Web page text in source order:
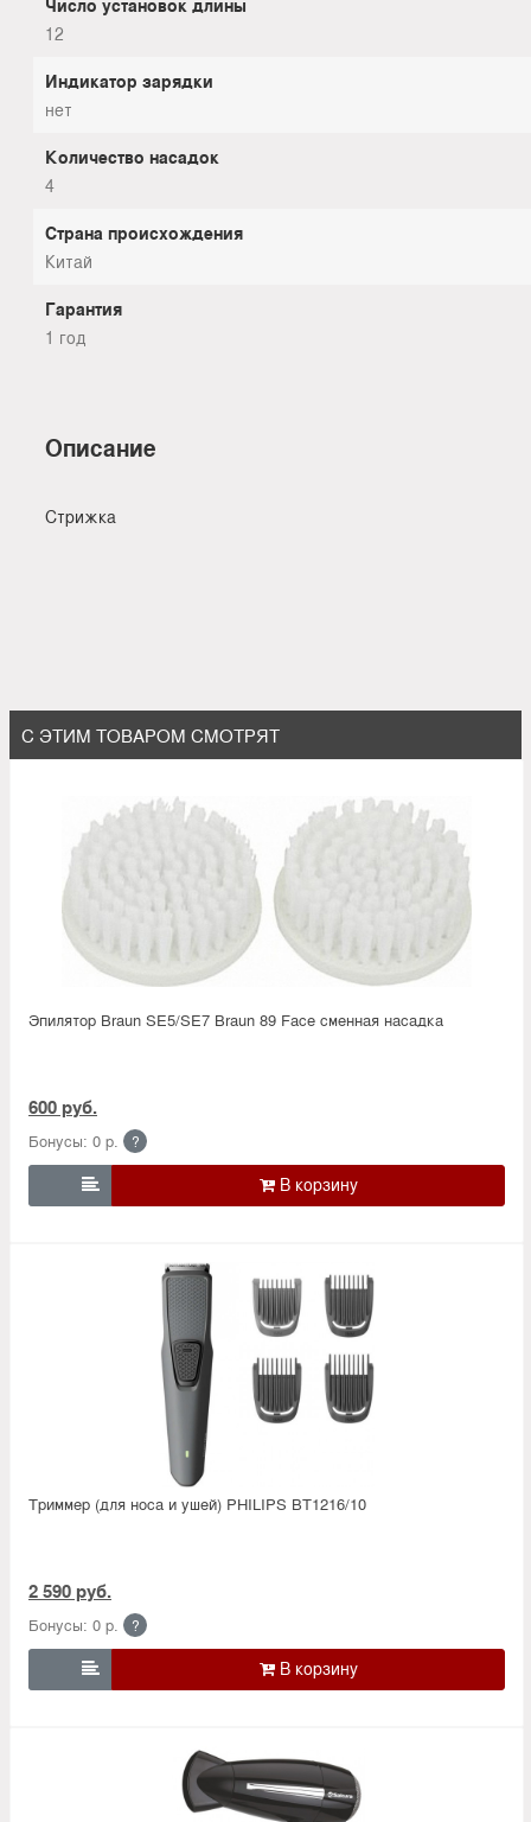
12
Индикатор зарядки
нет
Количество насадок
4
Страна происхождения
Китай
Гарантия
1 год
Описание
Стрижка
С ЭТИМ ТОВАРОМ СМОТРЯТ
Эпилятор Braun SE5/SE7 Braun 89 Face сменная насадка
600 руб.
Бонусы: 0 р. ?

Триммер (для носа и ушей) PHILIPS BT1216/10
2 590 руб.
Бонусы: 0 р. ?
